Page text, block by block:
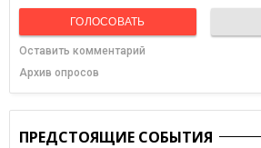
ГОЛОСОВАТЬ
Оставить комментарий
Архив опросов
ПРЕДСТОЯЩИЕ СОБЫТИЯ